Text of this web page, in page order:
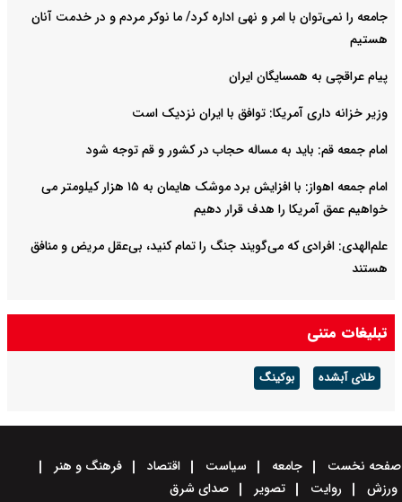
جامعه را نمی‌توان با امر و نهی اداره کرد/ ما نوکر مردم و در خدمت آنان
هستیم
پیام عراقچی به همسایگان ایران
وزیر خزانه داری آمریکا: توافق با ایران نزدیک است
امام جمعه قم: باید به مساله حجاب در کشور و قم توجه شود
امام‌ جمعه اهواز: با افزایش برد موشک هایمان به ۱۵ هزار کیلومتر می
خواهیم عمق آمریکا را هدف قرار دهیم
علم‌الهدی: افرادی که می‌گویند جنگ را تمام کنید، بی‌عقل مریض و منافق
هستند
تبلیغات متنی
طلای آبشده بوکینگ
صفحه نخست جامعه سیاست اقتصاد
فرهنگ و هنر
ورزش
روایت تصویر صدای شرق